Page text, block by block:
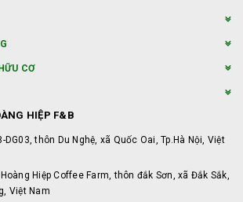
CƠ
HIỆP F&B
DG03, thôn Du Nghệ, xã Quốc Oai, Tp.Hà Nội, Việt
Hiệp Coffee Farm, thôn đắk Sơn, xã Đắk Sắk,
Việt Nam